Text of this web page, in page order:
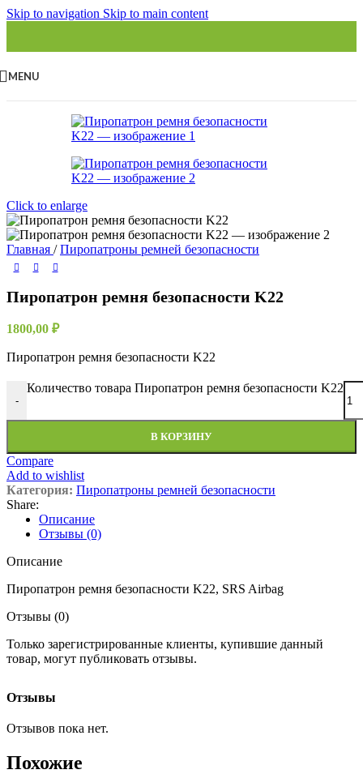
Skip to navigation Skip to main content
MENU
Click to enlarge
Главная / Пиропатроны ремней безопасности
Пиропатрон ремня безопасности K22
1800,00 ₽
Пиропатрон ремня безопасности K22
-
Количество товара Пиропатрон ремня безопасности K22
В КОРЗИНУ
Compare
Add to wishlist
Категория: Пиропатроны ремней безопасности
Share:
Описание
Отзывы (0)
Описание
Пиропатрон ремня безопасности K22, SRS Airbag
Отзывы (0)
Отзывы
Отзывов пока нет.
Только зарегистрированные клиенты, купившие данный
товар, могут публиковать отзывы.
Похожие